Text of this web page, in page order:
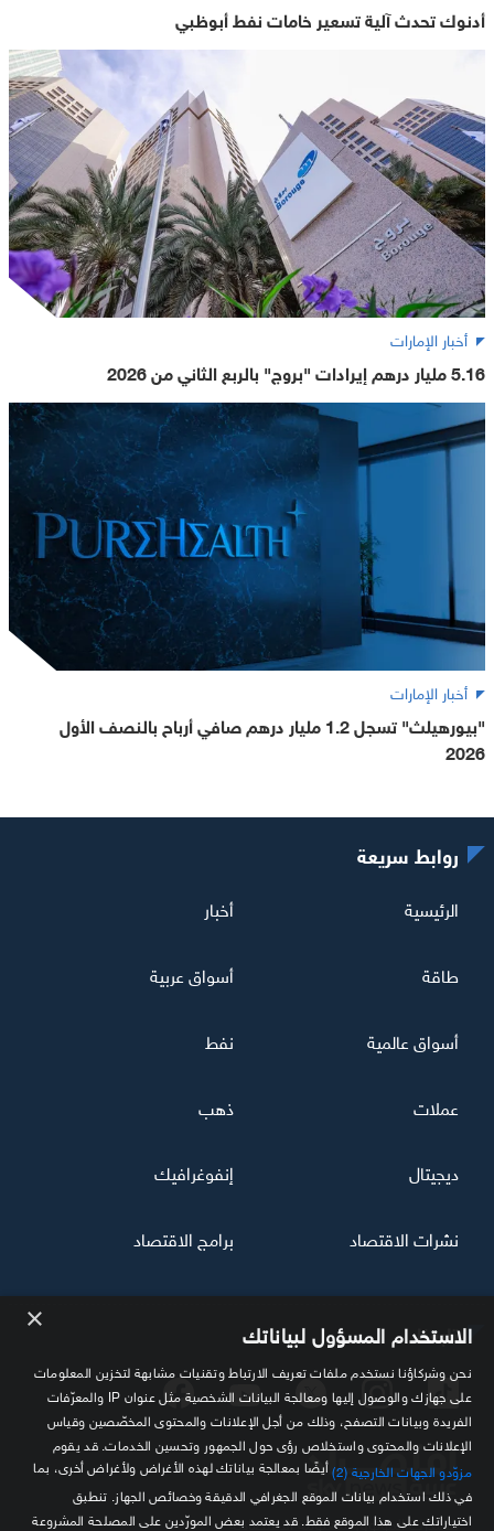
أدنوك تحدث آلية تسعير خامات نفط أبوظبي
أخبار الإمارات
5.16 مليار درهم إيرادات "بروج" بالربع الثاني من 2026
أخبار الإمارات
"بيورهيلث" تسجل 1.2 مليار درهم صافي أرباح بالنصف الأول
2026
تابعنا
مصدرك الموثوق للمعلومة الاقتصادية
روابط سريعة
الرئيسية أخبار
طاقة أسواق عربية
أسواق عالمية نفط
عملات ذهب
ديجيتال إنفوغرافيك
نشرات الاقتصاد برامج الاقتصاد
× الاستخدام المسؤول لبياناتك
نحن وشركاؤنا نستخدم ملفات تعريف الارتباط وتقنيات مشابهة لتخزين المعلومات
على جهازك والوصول إليها ومعالجة البيانات الشخصية مثل عنوان IP والمعرّفات
الفريدة وبيانات التصفح، وذلك من أجل الإعلانات والمحتوى المخصّصين وقياس
الإعلانات والمحتوى واستخلاص رؤى حول الجمهور وتحسين الخدمات. قد يقوم
مزوّدو الجهات الخارجية (2)
أيضًا بمعالجة بياناتك لهذه الأغراض ولأغراض أخرى، بما
في ذلك استخدام بيانات الموقع الجغرافي الدقيقة وخصائص الجهاز. تنطبق
اختياراتك على هذا الموقع فقط. قد يعتمد بعض المورّدين على المصلحة المشروعة